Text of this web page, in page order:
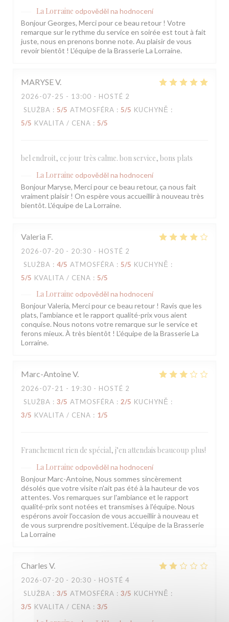
La Lorraine odpověděl na hodnocení
Bonjour Georges, Merci pour ce beau retour ! Votre
remarque sur le rythme du service en soirée est tout à fait
juste, nous en prenons bonne note. Au plaisir de vous
revoir bientôt ! L'équipe de la Brasserie La Lorraine.
MARYSEV
2026-07-25 - 13:00 - HOSTÉ 2
SLUŽBA : 5/5 ATMOSFÉRA : 5/5 KUCHYNĚ :
5/5 KVALITA / CENA : 5/5
bel endroit, ce jour très calme. bon service, bons plats
La Lorraine odpověděl na hodnocení
Bonjour Maryse, Merci pour ce beau retour, ça nous fait
vraiment plaisir ! On espère vous accueillir à nouveau très
bientôt. L'équipe de La Lorraine.
Valeria F
2026-07-20 - 20:30 - HOSTÉ 2
SLUŽBA : 4/5 ATMOSFÉRA : 5/5 KUCHYNĚ :
5/5 KVALITA / CENA : 5/5
La Lorraine odpověděl na hodnocení
Bonjour Valeria, Merci pour ce beau retour ! Ravis que les
plats, l'ambiance et le rapport qualité-prix vous aient
conquise. Nous notons votre remarque sur le service et
ferons mieux. À très bientôt ! L'équipe de la Brasserie La
Lorraine.
Marc-AntoineV
2026-07-21 - 19:30 - HOSTÉ 2
SLUŽBA : 3/5 ATMOSFÉRA : 2/5 KUCHYNĚ :
3/5 KVALITA / CENA : 1/5
Franchement rien de spécial, j’en attendais beaucoup plus!
La Lorraine odpověděl na hodnocení
Bonjour Marc-Antoine, Nous sommes sincèrement
désolés que votre visite n'ait pas été à la hauteur de vos
attentes. Vos remarques sur l'ambiance et le rapport
qualité-prix sont notées et transmises à l'équipe. Nous
espérons avoir l'occasion de vous accueillir à nouveau et
de vous surprendre positivement. L'équipe de la Brasserie
La Lorraine
Charles V
2026-07-20 - 20:30 - HOSTÉ 4
SLUŽBA : 3/5 ATMOSFÉRA : 3/5 KUCHYNĚ :
3/5 KVALITA / CENA : 3/5